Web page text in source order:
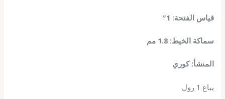
قياس الفتحة: 1″
سماكة الخيط: 1.8 مم
المنشأ: كوري
يباع 1 رول